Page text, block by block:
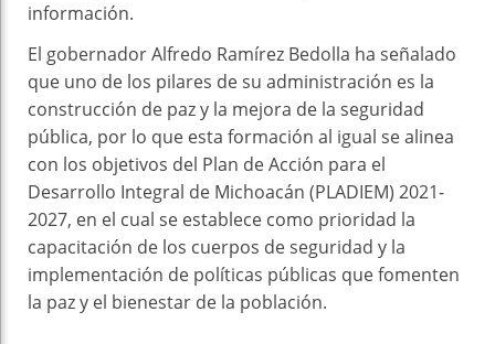
información.
El gobernador Alfredo Ramírez Bedolla ha señalado
que uno de los pilares de su administración es la
construcción de paz y la mejora de la seguridad
pública, por lo que esta formación al igual se alinea
con los objetivos del Plan de Acción para el
Desarrollo Integral de Michoacán (PLADIEM) 2021-
2027, en el cual se establece como prioridad la
capacitación de los cuerpos de seguridad y la
implementación de políticas públicas que fomenten
la paz y el bienestar de la población.